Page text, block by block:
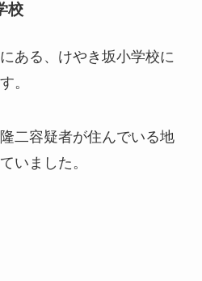
校
ある、けやき坂小学校に
。
二容疑者が住んでいる地
いました。